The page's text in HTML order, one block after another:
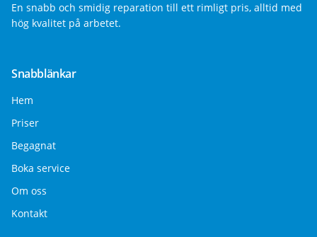
En snabb och smidig reparation till ett rimligt pris, alltid med
hög kvalitet på arbetet.
Snabblänkar
Hem
Priser
Begagnat
Boka service
Om oss
Kontakt